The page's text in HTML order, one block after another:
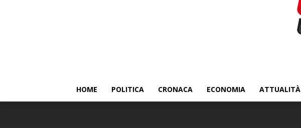
HOME POLITICA CRONACA ECONOMIA ATTUALITÀ